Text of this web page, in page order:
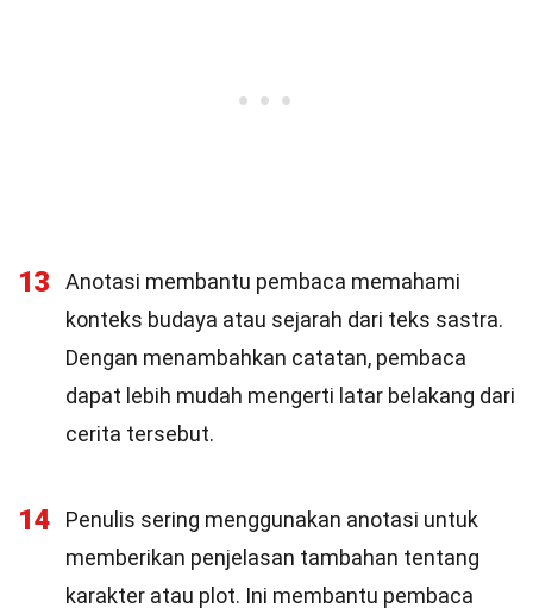
13
Anotasi membantu pembaca memahami
konteks budaya atau sejarah dari teks sastra.
Dengan menambahkan catatan, pembaca
dapat lebih mudah mengerti latar belakang dari
cerita tersebut.
14
Penulis sering menggunakan anotasi untuk
memberikan penjelasan tambahan tentang
karakter atau plot. Ini membantu pembaca